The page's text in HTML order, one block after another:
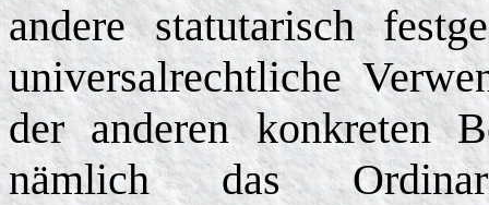
andere statutarisch
universalrechtliche
der anderen konkreten
nämlich das